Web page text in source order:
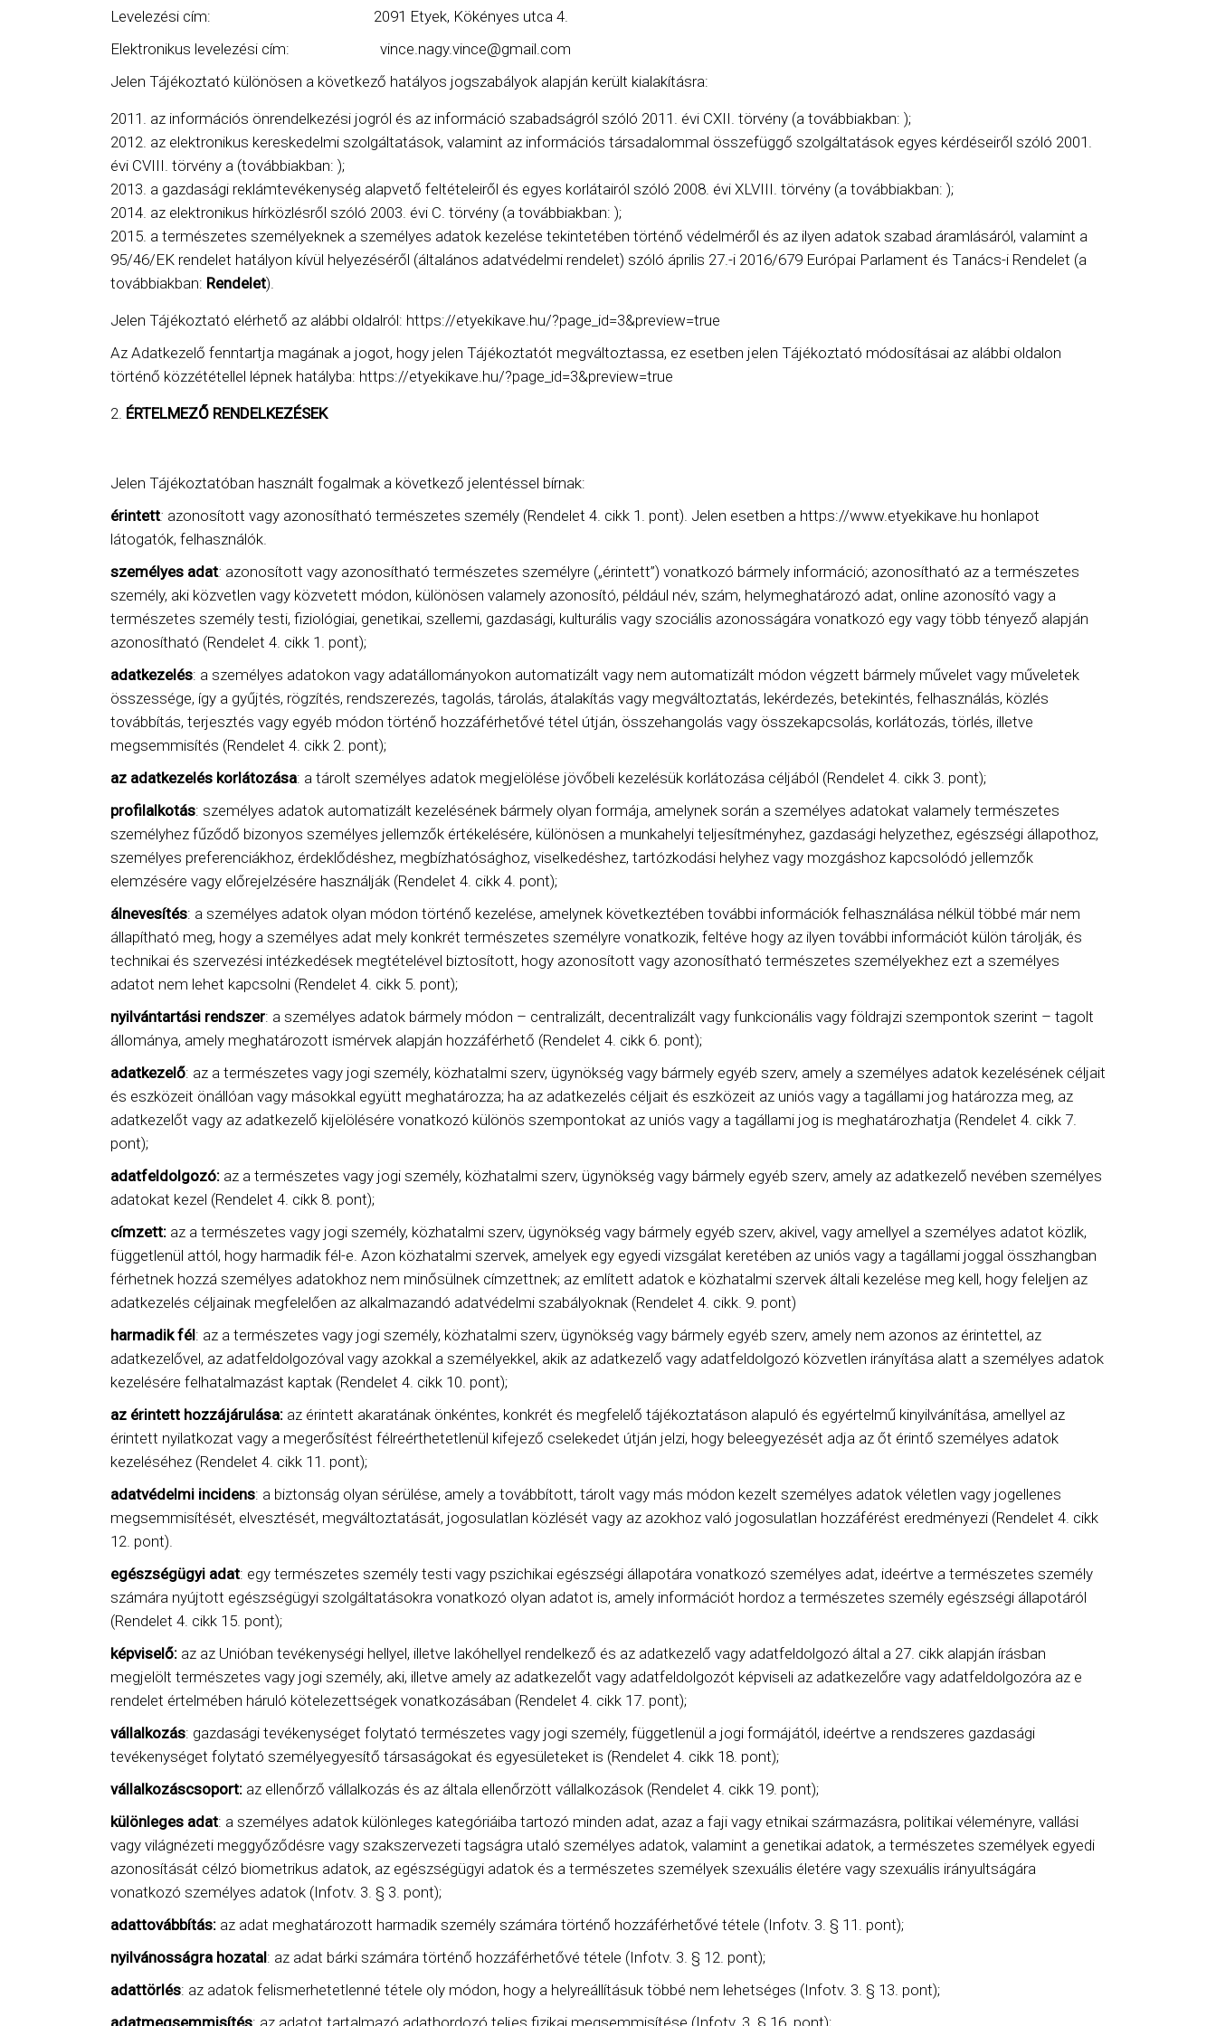
Levelezési cím: 2091 Etyek, Kökényes utca 4.
Elektronikus levelezési cím: vince.nagy.vince@gmail.com
Jelen Tájékoztató különösen a következő hatályos jogszabályok alapján került kialakításra:
az információs önrendelkezési jogról és az információ szabadságról szóló 2011. évi CXII. törvény (a továbbiakban: );
az elektronikus kereskedelmi szolgáltatások, valamint az információs társadalommal összefüggő szolgáltatások egyes kérdéseiről szóló 2001.
évi CVIII. törvény a (továbbiakban: );
a gazdasági reklámtevékenység alapvető feltételeiről és egyes korlátairól szóló 2008. évi XLVIII. törvény (a továbbiakban: );
az elektronikus hírközlésről szóló 2003. évi C. törvény (a továbbiakban: );
a természetes személyeknek a személyes adatok kezelése tekintetében történő védelméről és az ilyen adatok szabad áramlásáról, valamint a
95/46/EK rendelet hatályon kívül helyezéséről (általános adatvédelmi rendelet) szóló április 27.-i 2016/679 Európai Parlament és Tanács-i Rendelet (a
továbbiakban: Rendelet).
Jelen Tájékoztató elérhető az alábbi oldalról: https://etyekikave.hu/?page_id=3&preview=true
Az Adatkezelő fenntartja magának a jogot, hogy jelen Tájékoztatót megváltoztassa, ez esetben jelen Tájékoztató módosításai az alábbi oldalon
történő közzététellel lépnek hatályba: https://etyekikave.hu/?page_id=3&preview=true
ÉRTELMEZŐ RENDELKEZÉSEK
Jelen Tájékoztatóban használt fogalmak a következő jelentéssel bírnak:
érintett: azonosított vagy azonosítható természetes személy (Rendelet 4. cikk 1. pont). Jelen esetben a https://www.etyekikave.hu honlapot
látogatók, felhasználók.
személyes adat: azonosított vagy azonosítható természetes személyre („érintett”) vonatkozó bármely információ; azonosítható az a természetes
személy, aki közvetlen vagy közvetett módon, különösen valamely azonosító, például név, szám, helymeghatározó adat, online azonosító vagy a
természetes személy testi, fiziológiai, genetikai, szellemi, gazdasági, kulturális vagy szociális azonosságára vonatkozó egy vagy több tényező alapján
azonosítható (Rendelet 4. cikk 1. pont);
adatkezelés: a személyes adatokon vagy adatállományokon automatizált vagy nem automatizált módon végzett bármely művelet vagy műveletek
összessége, így a gyűjtés, rögzítés, rendszerezés, tagolás, tárolás, átalakítás vagy megváltoztatás, lekérdezés, betekintés, felhasználás, közlés
továbbítás, terjesztés vagy egyéb módon történő hozzáférhetővé tétel útján, összehangolás vagy összekapcsolás, korlátozás, törlés, illetve
megsemmisítés (Rendelet 4. cikk 2. pont);
az adatkezelés korlátozása: a tárolt személyes adatok megjelölése jövőbeli kezelésük korlátozása céljából (Rendelet 4. cikk 3. pont);
profilalkotás: személyes adatok automatizált kezelésének bármely olyan formája, amelynek során a személyes adatokat valamely természetes
személyhez fűződő bizonyos személyes jellemzők értékelésére, különösen a munkahelyi teljesítményhez, gazdasági helyzethez, egészségi állapothoz,
személyes preferenciákhoz, érdeklődéshez, megbízhatósághoz, viselkedéshez, tartózkodási helyhez vagy mozgáshoz kapcsolódó jellemzők
elemzésére vagy előrejelzésére használják (Rendelet 4. cikk 4. pont);
álnevesítés: a személyes adatok olyan módon történő kezelése, amelynek következtében további információk felhasználása nélkül többé már nem
állapítható meg, hogy a személyes adat mely konkrét természetes személyre vonatkozik, feltéve hogy az ilyen további információt külön tárolják, és
technikai és szervezési intézkedések megtételével biztosított, hogy azonosított vagy azonosítható természetes személyekhez ezt a személyes
adatot nem lehet kapcsolni (Rendelet 4. cikk 5. pont);
nyilvántartási rendszer: a személyes adatok bármely módon – centralizált, decentralizált vagy funkcionális vagy földrajzi szempontok szerint – tagolt
állománya, amely meghatározott ismérvek alapján hozzáférhető (Rendelet 4. cikk 6. pont);
adatkezelő: az a természetes vagy jogi személy, közhatalmi szerv, ügynökség vagy bármely egyéb szerv, amely a személyes adatok kezelésének céljait
és eszközeit önállóan vagy másokkal együtt meghatározza; ha az adatkezelés céljait és eszközeit az uniós vagy a tagállami jog határozza meg, az
adatkezelőt vagy az adatkezelő kijelölésére vonatkozó különös szempontokat az uniós vagy a tagállami jog is meghatározhatja (Rendelet 4. cikk 7.
pont);
adatfeldolgozó: az a természetes vagy jogi személy, közhatalmi szerv, ügynökség vagy bármely egyéb szerv, amely az adatkezelő nevében személyes
adatokat kezel (Rendelet 4. cikk 8. pont);
címzett: az a természetes vagy jogi személy, közhatalmi szerv, ügynökség vagy bármely egyéb szerv, akivel, vagy amellyel a személyes adatot közlik,
függetlenül attól, hogy harmadik fél-e. Azon közhatalmi szervek, amelyek egy egyedi vizsgálat keretében az uniós vagy a tagállami joggal összhangban
férhetnek hozzá személyes adatokhoz nem minősülnek címzettnek; az említett adatok e közhatalmi szervek általi kezelése meg kell, hogy feleljen az
adatkezelés céljainak megfelelően az alkalmazandó adatvédelmi szabályoknak (Rendelet 4. cikk. 9. pont)
harmadik fél: az a természetes vagy jogi személy, közhatalmi szerv, ügynökség vagy bármely egyéb szerv, amely nem azonos az érintettel, az
adatkezelővel, az adatfeldolgozóval vagy azokkal a személyekkel, akik az adatkezelő vagy adatfeldolgozó közvetlen irányítása alatt a személyes adatok
kezelésére felhatalmazást kaptak (Rendelet 4. cikk 10. pont);
az érintett hozzájárulása: az érintett akaratának önkéntes, konkrét és megfelelő tájékoztatáson alapuló és egyértelmű kinyilvánítása, amellyel az
érintett nyilatkozat vagy a megerősítést félreérthetetlenül kifejező cselekedet útján jelzi, hogy beleegyezését adja az őt érintő személyes adatok
kezeléséhez (Rendelet 4. cikk 11. pont);
adatvédelmi incidens: a biztonság olyan sérülése, amely a továbbított, tárolt vagy más módon kezelt személyes adatok véletlen vagy jogellenes
megsemmisítését, elvesztését, megváltoztatását, jogosulatlan közlését vagy az azokhoz való jogosulatlan hozzáférést eredményezi (Rendelet 4. cikk
12. pont).
egészségügyi adat: egy természetes személy testi vagy pszichikai egészségi állapotára vonatkozó személyes adat, ideértve a természetes személy
számára nyújtott egészségügyi szolgáltatásokra vonatkozó olyan adatot is, amely információt hordoz a természetes személy egészségi állapotáról
(Rendelet 4. cikk 15. pont);
képviselő: az az Unióban tevékenységi hellyel, illetve lakóhellyel rendelkező és az adatkezelő vagy adatfeldolgozó által a 27. cikk alapján írásban
megjelölt természetes vagy jogi személy, aki, illetve amely az adatkezelőt vagy adatfeldolgozót képviseli az adatkezelőre vagy adatfeldolgozóra az e
rendelet értelmében háruló kötelezettségek vonatkozásában (Rendelet 4. cikk 17. pont);
vállalkozás: gazdasági tevékenységet folytató természetes vagy jogi személy, függetlenül a jogi formájától, ideértve a rendszeres gazdasági
tevékenységet folytató személyegyesítő társaságokat és egyesületeket is (Rendelet 4. cikk 18. pont);
vállalkozáscsoport: az ellenőrző vállalkozás és az általa ellenőrzött vállalkozások (Rendelet 4. cikk 19. pont);
különleges adat: a személyes adatok különleges kategóriáiba tartozó minden adat, azaz a faji vagy etnikai származásra, politikai véleményre, vallási
vagy világnézeti meggyőződésre vagy szakszervezeti tagságra utaló személyes adatok, valamint a genetikai adatok, a természetes személyek egyedi
azonosítását célzó biometrikus adatok, az egészségügyi adatok és a természetes személyek szexuális életére vagy szexuális irányultságára
vonatkozó személyes adatok (Infotv. 3. § 3. pont);
adattovábbítás: az adat meghatározott harmadik személy számára történő hozzáférhetővé tétele (Infotv. 3. § 11. pont);
nyilvánosságra hozatal: az adat bárki számára történő hozzáférhetővé tétele (Infotv. 3. § 12. pont);
adattörlés: az adatok felismerhetetlenné tétele oly módon, hogy a helyreállításuk többé nem lehetséges (Infotv. 3. § 13. pont);
adatmegsemmisítés: az adatot tartalmazó adathordozó teljes fizikai megsemmisítése (Infotv. 3. § 16. pont);